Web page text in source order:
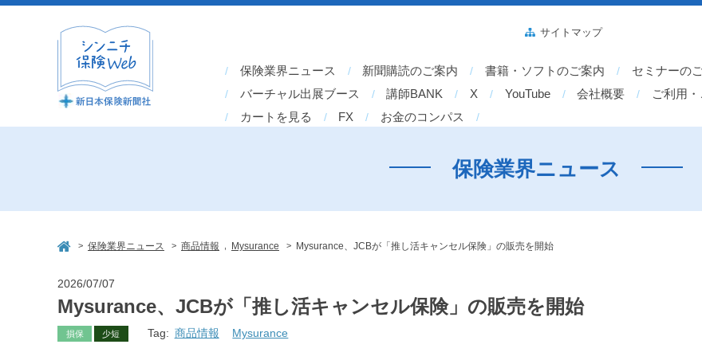
保険業界ニュース 新聞購読のご案内 書籍・ソフトのご案内 セミナーの
バーチャル出展ブース
講師BANK X YouTube 会社概要 ご利用
カートを見る
FX お金のコンパス
サイトマップ
保険業界ニュース
> 保険業界ニュース > 商品情報 Mysurance > Mysurance、JCBが「推し活キャンセル保険」の販売を開始
2026/07/07
Mysurance、JCBが「推し活キャンセル保険」の販売を開始
損保 少短 Tag: 商品情報 Mysurance